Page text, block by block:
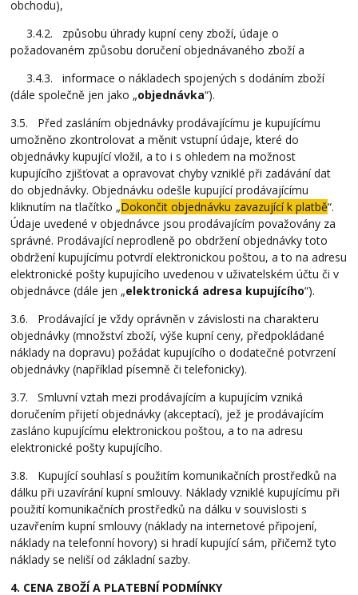
obchodu),
3.4.2. způsobu úhrady kupní ceny zboží, údaje o
požadovaném způsobu doručení objednávaného zboží a
3.4.3. informace o nákladech spojených s dodáním zboží
(dále společně jen jako „objednávka“).
3.5. Před zasláním objednávky prodávajícímu je kupujícímu
umožněno zkontrolovat a měnit vstupní údaje, které do
objednávky kupující vložil, a to i s ohledem na možnost
kupujícího zjišťovat a opravovat chyby vzniklé při zadávání dat
do objednávky. Objednávku odešle kupující prodávajícímu
kliknutím na tlačítko „Dokončit objednávku zavazující k platbě“.
Údaje uvedené v objednávce jsou prodávajícím považovány za
správné. Prodávající neprodleně po obdržení objednávky toto
obdržení kupujícímu potvrdí elektronickou poštou, a to na adresu
elektronické pošty kupujícího uvedenou v uživatelském účtu či v
objednávce (dále jen „elektronická adresa kupujícího“).
3.6. Prodávající je vždy oprávněn v závislosti na charakteru
objednávky (množství zboží, výše kupní ceny, předpokládané
náklady na dopravu) požádat kupujícího o dodatečné potvrzení
objednávky (například písemně či telefonicky).
3.7. Smluvní vztah mezi prodávajícím a kupujícím vzniká
doručením přijetí objednávky (akceptací), jež je prodávajícím
zasláno kupujícímu elektronickou poštou, a to na adresu
elektronické pošty kupujícího.
3.8. Kupující souhlasí s použitím komunikačních prostředků na
dálku při uzavírání kupní smlouvy. Náklady vzniklé kupujícímu při
použití komunikačních prostředků na dálku v souvislosti s
uzavřením kupní smlouvy (náklady na internetové připojení,
náklady na telefonní hovory) si hradí kupující sám, přičemž tyto
náklady se neliší od základní sazby.
4. CENA ZBOŽÍ A PLATEBNÍ PODMÍNKY